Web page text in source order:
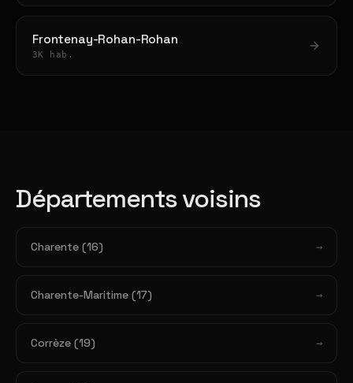
Frontenay-Rohan-Rohan
3K hab.
Départements voisins
Charente (16)
Charente-Maritime (17)
Corrèze (19)